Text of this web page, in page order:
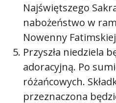
Najświętszego
nabożeństwo w
Nowenny
Przyszła niedziela
adoracyjną. Po
różańcowych.
przeznaczona